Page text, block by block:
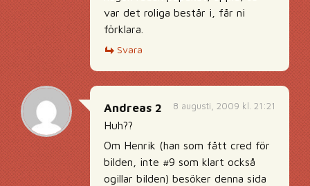
var det roliga består i, får ni
förklara.
Svara
8 augusti, 2009 kl. 21:21
Andreas 2
Huh??
Om Henrik (han som fått cred för
bilden, inte #9 som klart också
ogillar bilden) besöker denna sida